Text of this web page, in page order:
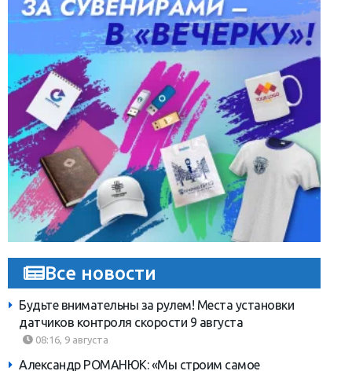
Все новости
Будьте внимательны за рулем! Места установки
датчиков контроля скорости 9 августа
08:16, 9 августа
Александр РОМАНЮК: «Мы строим самое